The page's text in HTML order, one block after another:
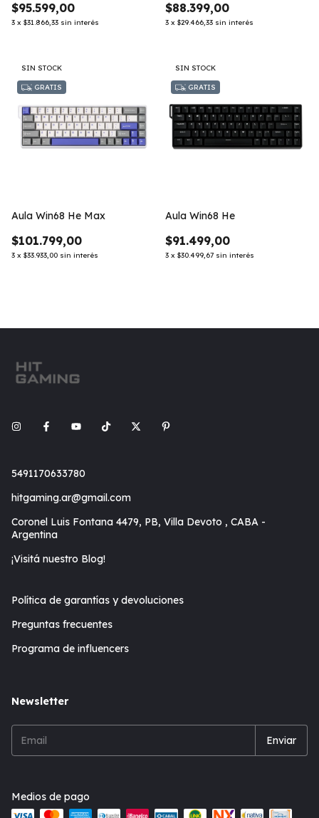
$95.599,00
3 x $31.866,33 sin interés
$88.399,00
3 x $29.466,33 sin interés
SIN STOCK
GRATIS
Aula Win68 He Max
$101.799,00
3 x $33.933,00 sin interés
SIN STOCK
GRATIS
Aula Win68 He
$91.499,00
3 x $30.499,67 sin interés
5491170633780
hitgaming.ar@gmail.com
Coronel Luis Fontana 4479, PB, Villa Devoto , CABA -
Argentina
¡Visitá nuestro Blog!
Política de garantías y devoluciones
Preguntas frecuentes
Programa de influencers
Newsletter
Medios de pago